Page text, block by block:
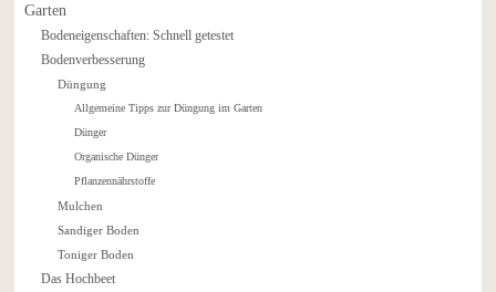
Garten
Bodeneigenschaften: Schnell getestet
Bodenverbesserung
Düngung
Allgemeine Tipps zur Düngung im Garten
Dünger
Organische Dünger
Pflanzennährstoffe
Mulchen
Sandiger Boden
Toniger Boden
Das Hochbeet